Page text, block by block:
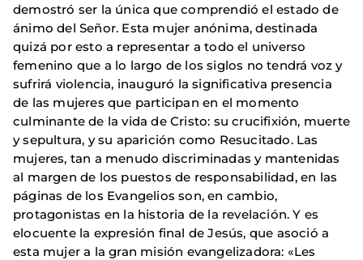
demostró ser la única que comprendió el estado de
ánimo del Señor. Esta mujer anónima, destinada
quizá por esto a representar a todo el universo
femenino que a lo largo de los siglos no tendrá voz y
sufrirá violencia, inauguró la significativa presencia
de las mujeres que participan en el momento
culminante de la vida de Cristo: su crucifixión, muerte
y sepultura, y su aparición como Resucitado. Las
mujeres, tan a menudo discriminadas y mantenidas
al margen de los puestos de responsabilidad, en las
páginas de los Evangelios son, en cambio,
protagonistas en la historia de la revelación. Y es
elocuente la expresión final de Jesús, que asoció a
esta mujer a la gran misión evangelizadora: «Les